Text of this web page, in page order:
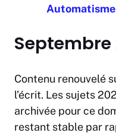
Septembre
Contenu renouvelé
l’écrit. Les sujets
archivée pour ce
restant stable par